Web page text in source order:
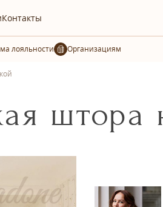
Контакты
Организациям
штора